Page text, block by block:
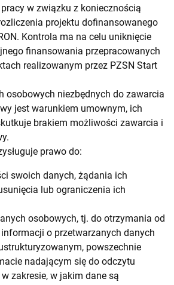
w związku z koniecznością
projektu dofinansowanego
Kontrola ma na celu uniknięcie
finansowania przepracowanych
realizowanym przez PZSN Start
osobowych niezbędnych do zawarcia
jest warunkiem umownym, ich
brakiem możliwości zawarcia i
prawo do:
swoich danych, żądania ich
lub ograniczenia ich
osobowych, tj. do otrzymania od
o przetwarzanych danych
powszechnie
nadającym się do odczytu
zakresie, w jakim dane są